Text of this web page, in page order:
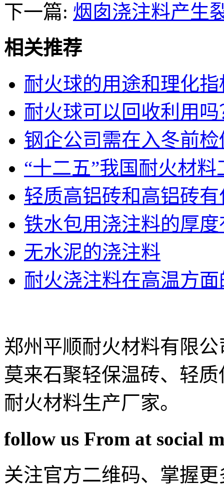
下一篇: 烟囱浇注料产生
相关推荐
耐火球的用途和理化指
耐火球可以回收利用吗
钢企公司需在入冬前
“十二五”我国耐火材
轻质高铝砖和高铝砖
铁水包用浇注料的厚
无水泥的浇注料
耐火浇注料在高温方
郑州平顺耐火材料有限
莫来石聚轻保温砖、轻
耐火材料生产厂家。
follow us From at social
关注官方二维码、掌握